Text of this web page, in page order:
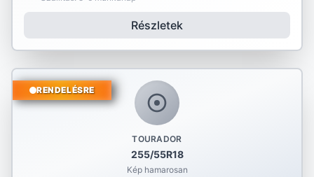
Részletek
TOURADOR
255/55R18
Kép hamarosan
RENDELÉSRE